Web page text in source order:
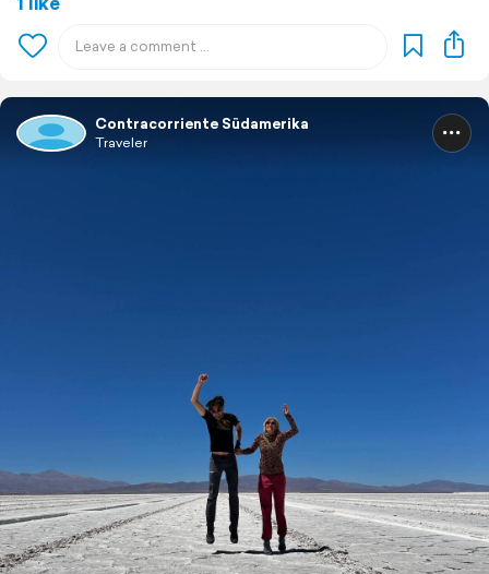
Contracorriente Südamerika
Traveler